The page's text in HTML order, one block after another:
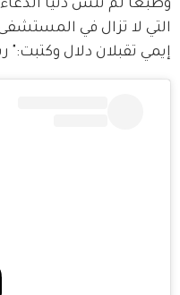
وطبعاً لم تنسَ دنيا الدعاء
التي لا تزال في
إيمي تقبلان دلال وكتبت:"